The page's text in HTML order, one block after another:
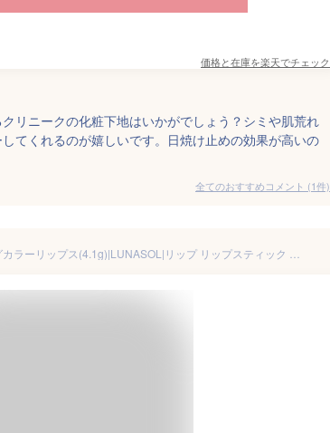
価格と在庫を楽天でチェック
リニークの化粧下地はいかがでしょう？シミや肌荒れ
てくれるのが嬉しいです。日焼け止めの効果が高いの
全てのおすすめコメント (1件)